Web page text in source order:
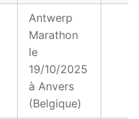
Antwerp
Marathon
le
19/10/2025
à Anvers
(Belgique)